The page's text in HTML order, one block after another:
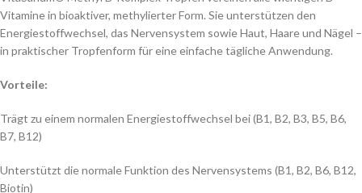
Vitamine in bioaktiver, methylierter Form. Sie unterstützen den
Energiestoffwechsel, das Nervensystem sowie Haut, Haare und Nägel –
in praktischer Tropfenform für eine einfache tägliche Anwendung.
Vorteile:
Trägt zu einem normalen Energiestoffwechsel bei (B1, B2, B3, B5, B6,
B7, B12)
Unterstützt die normale Funktion des Nervensystems (B1, B2, B6, B12,
Biotin)